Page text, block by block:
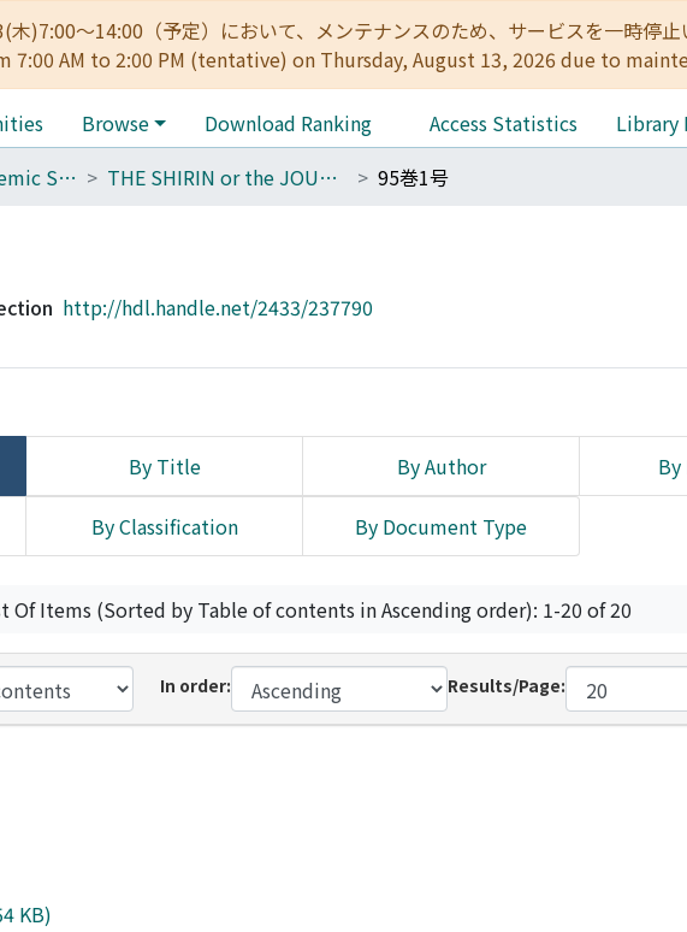
木)7:00～14:00（予定）において、メンテナンスのため、サービスを一時
AM to 2:00 PM (tentative) on Thursday, August 13, 2026 due to
Browse Download Ranking Access Statistics
Library
007_Related Academic Societies THE SHIRIN or the JOURNAL OF HISTORY 95巻1号
http://hdl.handle.net/2433/237790
By Title By Author By
By Classification By Document Type
Of Items (Sorted by Table of contents in Ascending order): 1-20 of 20
In order: Results/Page:
KB)